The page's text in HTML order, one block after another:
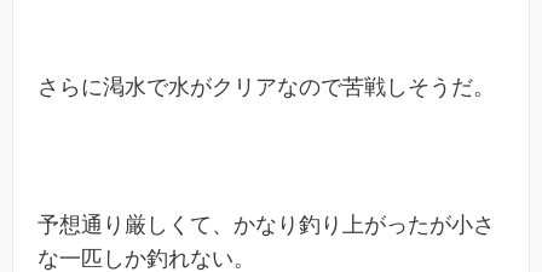
さらに渇水で水がクリアなので苦戦しそうだ。
予想通り厳しくて、かなり釣り上がったが小さ
な一匹しか釣れない。